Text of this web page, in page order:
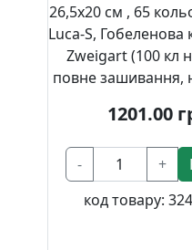
26,5x20 см , 65
Luca-S, Гобеленова
Zweigart (100 кл
повне зашивання,
1201.00
- +
код товару: